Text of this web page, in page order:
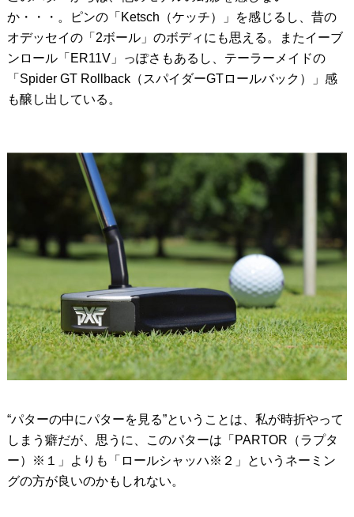
か・・・。ピンの「Ketsch（ケッチ）」を感じるし、昔の
オデッセイの「2ボール」のボディにも思える。またイーブ
ンロール「ER11V」っぽさもあるし、テーラーメイドの
「Spider GT Rollback（スパイダーGTロールバック）」感
も醸し出している。
“パターの中にパターを見る”ということは、私が時折やって
しまう癖だが、思うに、このパターは「PARTOR（ラプタ
ー）※１」よりも「ロールシャッハ※２」というネーミン
グの方が良いのかもしれない。